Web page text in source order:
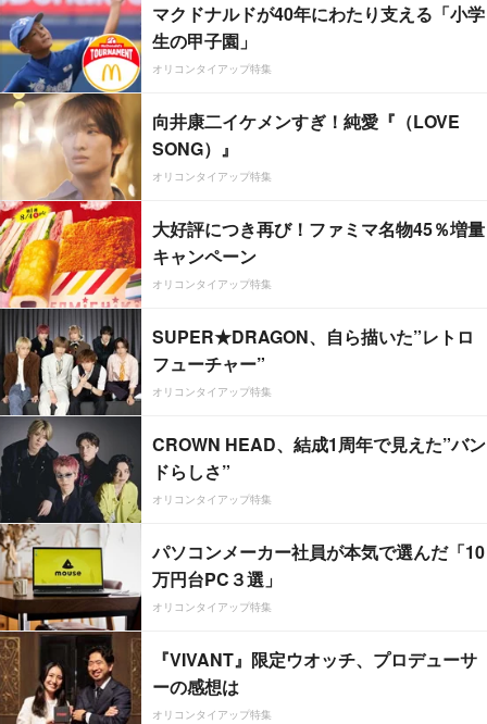
マクドナルドが40年にわたり支える「小学
生の甲子園」
オリコンタイアップ特集
向井康二イケメンすぎ！純愛『（LOVE
SONG）』
オリコンタイアップ特集
大好評につき再び！ファミマ名物45％増量
キャンペーン
オリコンタイアップ特集
SUPER★DRAGON、自ら描いた”レトロ
フューチャー”
オリコンタイアップ特集
CROWN HEAD、結成1周年で見えた”バン
ドらしさ”
オリコンタイアップ特集
パソコンメーカー社員が本気で選んだ「10
万円台PC３選」
オリコンタイアップ特集
『VIVANT』限定ウオッチ、プロデューサ
ーの感想は
オリコンタイアップ特集